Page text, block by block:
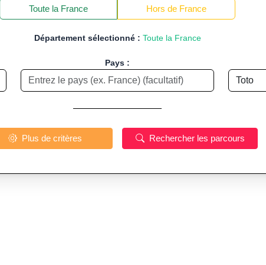
Toute la France Hors de France
Département sélectionné : Toute la France
Pays :
Plus de critères Rechercher les parcours